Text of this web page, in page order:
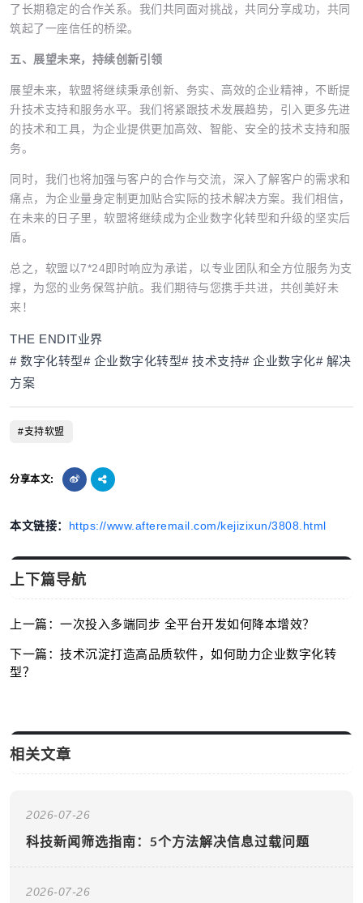
了长期稳定的合作关系。我们共同面对挑战，共同分享成功，共同
筑起了一座信任的桥梁。
五、展望未来，持续创新引领
展望未来，软盟将继续秉承创新、务实、高效的企业精神，不断提
升技术支持和服务水平。我们将紧跟技术发展趋势，引入更多先进
的技术和工具，为企业提供更加高效、智能、安全的技术支持和服
务。
同时，我们也将加强与客户的合作与交流，深入了解客户的需求和
痛点，为企业量身定制更加贴合实际的技术解决方案。我们相信，
在未来的日子里，软盟将继续成为企业数字化转型和升级的坚实后
盾。
总之，软盟以7*24即时响应为承诺，以专业团队和全方位服务为支
撑，为您的业务保驾护航。我们期待与您携手共进，共创美好未
来！
THE ENDIT业界
# 数字化转型# 企业数字化转型# 技术支持# 企业数字化# 解决
方案
#支持软盟
分享本文:
本文链接： https://www.afteremail.com/kejizixun/3808.html
上下篇导航
上一篇：一次投入多端同步 全平台开发如何降本增效？
下一篇：技术沉淀打造高品质软件，如何助力企业数字化转
型？
相关文章
2026-07-26
科技新闻筛选指南：5个方法解决信息过载问题
2026-07-26